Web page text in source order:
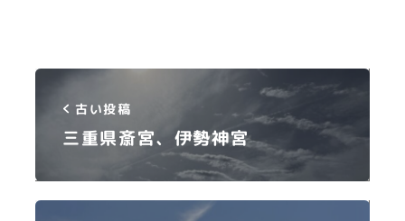
古い投稿
三重県斎宮、伊勢神宮